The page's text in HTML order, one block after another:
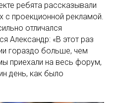
ребята рассказывали
с проекционной рекламой.
отличался
Александр: «В этот раз
гораздо больше, чем
приехали на весь форум,
день, как было